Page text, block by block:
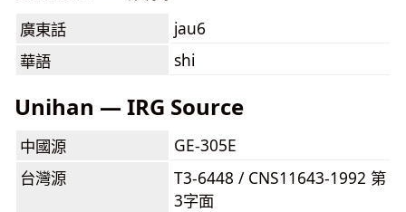
廣東話
jau6
華語
shi
Unihan — IRG Source
中國源
GE-305E
台灣源
T3-6448 / CNS11643-1992 第
3字面